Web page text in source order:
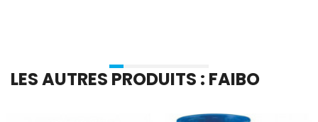
LES AUTRES PRODUITS : FAIBO